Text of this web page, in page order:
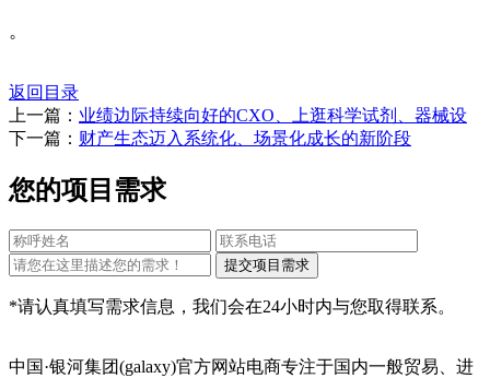
。
返回目录
上一篇： 业绩边际持续向好的CXO、上逛科学试剂、器械设
下一篇： 财产生态迈入系统化、场景化成长的新阶段
您的项目需求
*请认真填写需求信息，我们会在24小时内与您取得联系。
中国·银河集团(galaxy)官方网站电商专注于国内一般贸易、进